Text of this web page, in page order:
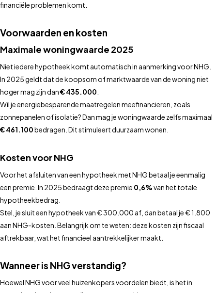
financiële problemen komt.
Voorwaarden en kosten
Maximale woningwaarde 2025
Niet iedere hypotheek komt automatisch in aanmerking voor NHG.
In 2025 geldt dat de koopsom of marktwaarde van de woning niet
hoger mag zijn dan€ 435.000
Wil je energiebesparende maatregelen meefinancieren, zoals
zonnepanelen of isolatie? Dan mag je woningwaarde zelfs maximaal
€ 461.100bedragen. Dit stimuleert duurzaam wonen.
Kosten voor NHG
Voor het afsluiten van een hypotheek met NHG betaal je eenmalig
een premie. In 2025 bedraagt deze premie 0,6%van het totale
hypotheekbedrag.
Stel, je sluit een hypotheek van € 300.000 af, dan betaal je € 1.800
aan NHG-kosten. Belangrijk om te weten: deze kosten zijn fiscaal
aftrekbaar, wat het financieel aantrekkelijker maakt.
Wanneer is NHG verstandig?
Hoewel NHG voor veel huizenkopers voordelen biedt, is het in